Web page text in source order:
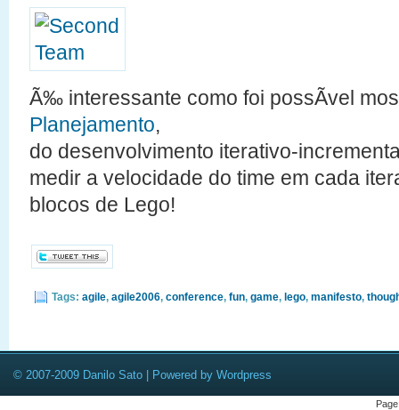
Ã‰ interessante como foi possÃ­vel
Planejamento,
do desenvolvimento iterativo-
medir a velocidade do time em cada
blocos de Lego!
Tags: agile, agile2006, conference, fun, game, lego, manifesto,
© 2007-2009 Danilo Sato | Powered by Wordpress